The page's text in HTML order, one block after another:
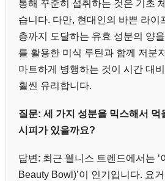
통해 꾸준히 섭취하는 것은 기초
습니다. 다만, 현대인의 바쁜 라이
층까지 도달하는 유효 성분의 양
를 활용한 미식 루틴과 함께 저분
마트하게 병행하는 것이 시간 대
훨씬 유리합니다.
질문: 세 가지 성분을 믹스해서 먹
시피가 있을까요?
답변: 최근 웰니스 트렌드에서는 ‘
Beauty Bowl)’이 인기입니다. 요